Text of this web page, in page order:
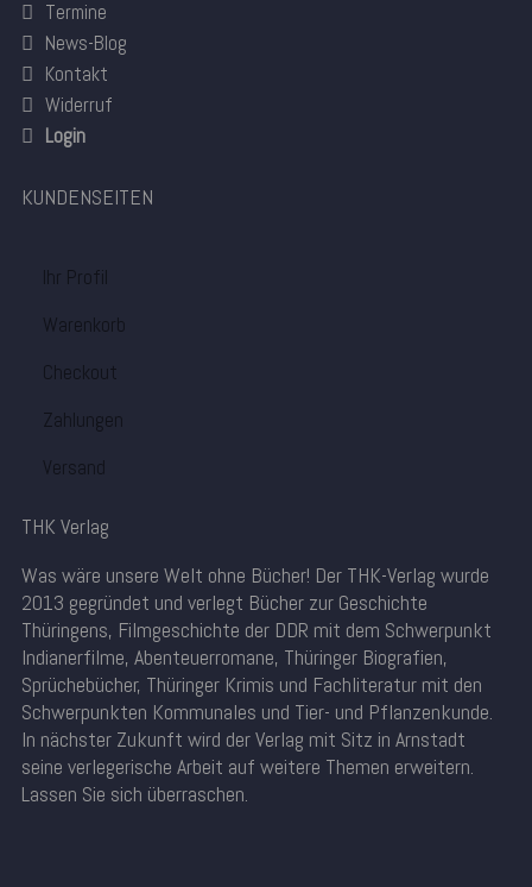
Termine
News-Blog
Kontakt
Widerruf
Login
KUNDENSEITEN
Ihr Profil
Warenkorb
Checkout
Zahlungen
Versand
THK Verlag
Was wäre unsere Welt ohne Bücher! Der THK-Verlag wurde
2013 gegründet und verlegt Bücher zur Geschichte
Thüringens, Filmgeschichte der DDR mit dem Schwerpunkt
Indianerfilme, Abenteuerromane, Thüringer Biografien,
Sprüchebücher, Thüringer Krimis und Fachliteratur mit den
Schwerpunkten Kommunales und Tier- und Pflanzenkunde.
In nächster Zukunft wird der Verlag mit Sitz in Arnstadt
seine verlegerische Arbeit auf weitere Themen erweitern.
Lassen Sie sich überraschen.